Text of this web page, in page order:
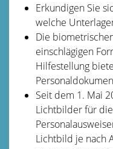
Erkundigen Sie
welche
Die
einschlägigen
Hilfestellung
Seit dem 1. Mai
Lichtbilder für
Lichtbild je nach